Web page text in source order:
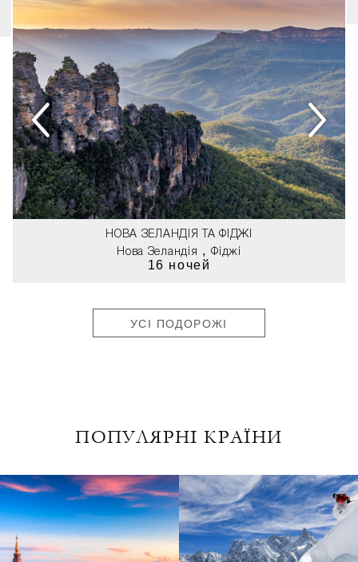
Нова Зеландія ,Фіджі
16 ночей
НОВА ЗЕЛАНДІЯ ТА ФІДЖІ
УСІ ПОДОРОЖІ
ПОПУЛЯРНІ КРАЇНИ